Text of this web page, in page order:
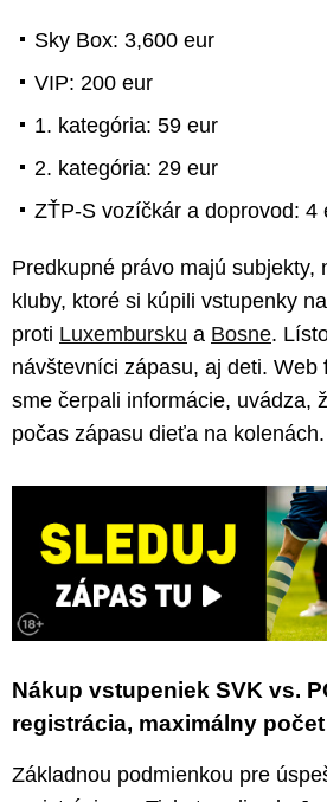
Sky Box: 3,600 eur
VIP: 200 eur
1. kategória: 59 eur
2. kategória: 29 eur
ZŤP-S vozíčkár a doprovod: 4
Predkupné právo majú subjekty,
kluby, ktoré si kúpili vstupenky
proti Luxembursku a Bosne.
návštevníci zápasu, aj deti. Web
sme čerpali informácie, uvádza,
počas zápasu dieťa na kolenách.
Nákup vstupeniek SVK vs.
registrácia, maximálny
Základnou podmienkou pre